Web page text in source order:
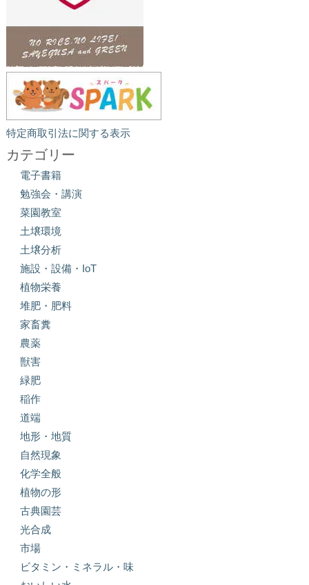
特定商取引法に関する表示
カテゴリー
電子書籍
勉強会・講演
菜園教室
土壌環境
土壌分析
施設・設備・IoT
植物栄養
堆肥・肥料
家畜糞
農薬
獣害
緑肥
稲作
道端
地形・地質
自然現象
化学全般
植物の形
古典園芸
光合成
市場
ビタミン・ミネラル・味